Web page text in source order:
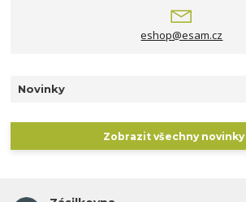
eshop@esam.cz
Novinky
Zobrazit všechny novinky